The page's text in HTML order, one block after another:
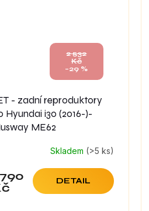
2 532
Kč
–29 %
- zadní reproduktory
Hyundai i30 (2016-)-
ME62
Skladem (>5 ks)
790
DETAIL